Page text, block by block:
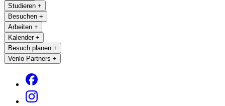
Studieren +
Besuchen +
Arbeiten +
Kalender +
Besuch planen +
Venlo Partners +